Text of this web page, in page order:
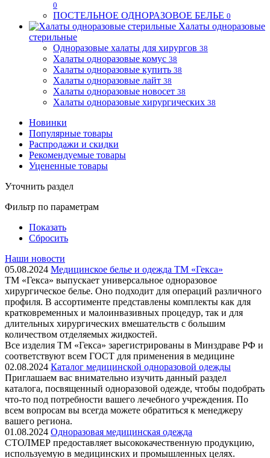
0
ПОСТЕЛЬНОЕ ОДНОРАЗОВОЕ БЕЛЬЕ 0
Халаты одноразовые
стерильные
Одноразовые халаты для хирургов 38
Халаты одноразовые комус 38
Халаты одноразовые купить 38
Халаты одноразовые лайт 38
Халаты одноразовые новосет 38
Халаты одноразовые хирургических 38
Новинки
Популярные товары
Распродажи и скидки
Рекомендуемые товары
Уцененные товары
Уточнить раздел
Фильтр по параметрам
Показать
Сбросить
Наши новости
05.08.2024 Медицинское белье и одежда ТМ «Гекса»
ТМ «Гекса» выпускает универсальное одноразовое
хирургическое белье. Оно подходит для операций различного
профиля. В ассортименте представлены комплекты как для
кратковременных и малоинвазивных процедур, так и для
длительных хирургических вмешательств с большим
количеством отделяемых жидкостей.
Все изделия ТМ «Гекса» зарегистрированы в Минздраве РФ и
соответствуют всем ГОСТ для применения в медицине
02.08.2024 Каталог медицинской одноразовой одежды
Приглашаем вас внимательно изучить данный раздел
каталога, посвященный одноразовой одежде, чтобы подобрать
что-то под потребности вашего лечебного учреждения. По
всем вопросам вы всегда можете обратиться к менеджеру
вашего региона.
01.08.2024 Одноразовая медицинская одежда
СТОЛМЕР предоставляет высококачественную продукцию,
используемую в медицинских и промышленных целях.